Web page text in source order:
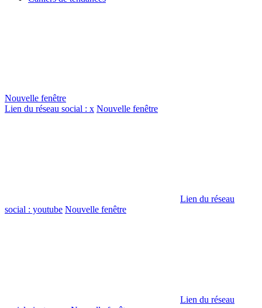
Nouvelle fenêtre
Lien du réseau social : x Nouvelle fenêtre
Lien du réseau
social : youtube Nouvelle fenêtre
Lien du réseau